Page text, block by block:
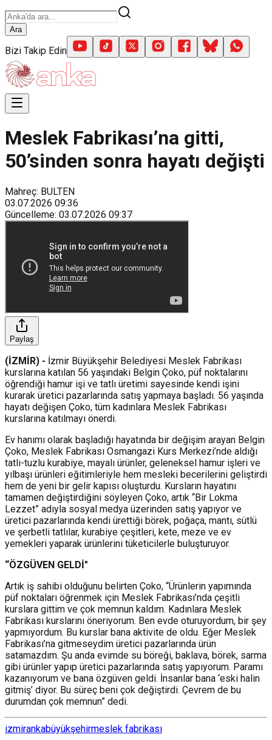
Ara
Bizi Takip Edin
Meslek Fabrikası’na gitti,
50’sinden sonra hayatı değişti
Mahreç: BULTEN
03.07.2026 09:36
Güncelleme: 03.07.2026 09:37
Paylaş
(İZMİR) - İzmir Büyükşehir Belediyesi Meslek Fabrikası
kurslarına katılan 56 yaşındaki Belgin Çoko, püf noktalarını
öğrendiği hamur işi ve tatlı üretimi sayesinde kendi işini
kurarak üretici pazarlarında satış yapmaya başladı. 56 yaşında
hayatı değişen Çoko, tüm kadınlara Meslek Fabrikası
kurslarına katılmayı önerdi.
Ev hanımı olarak başladığı hayatında bir değişim arayan Belgin
Çoko, Meslek Fabrikası Osmangazi Kurs Merkezi’nde aldığı
tatlı-tuzlu kurabiye, mayalı ürünler, geleneksel hamur işleri ve
yılbaşı ürünleri eğitimleriyle hem mesleki becerilerini geliştirdi
hem de yeni bir gelir kapısı oluşturdu. Kursların hayatını
tamamen değiştirdiğini söyleyen Çoko, artık “Bir Lokma
Lezzet” adıyla sosyal medya üzerinden satış yapıyor ve
üretici pazarlarında kendi ürettiği börek, poğaça, mantı, sütlü
ve şerbetli tatlılar, kurabiye çeşitleri, kete, meze ve ev
yemekleri yaparak ürünlerini tüketicilerle buluşturuyor.
“ÖZGÜVEN GELDİ"
Artık iş sahibi olduğunu belirten Çoko, “Ürünlerin yapımında
püf noktaları öğrenmek için Meslek Fabrikası’nda çeşitli
kurslara gittim ve çok memnun kaldım. Kadınlara Meslek
Fabrikası kurslarını öneriyorum. Ben evde oturuyordum, bir şey
yapmıyordum. Bu kurslar bana aktivite de oldu. Eğer Meslek
Fabrikası’na gitmeseydim üretici pazarlarında ürün
satamazdım. Şu anda evimde su böreği, baklava, börek, sarma
gibi ürünler yapıp üretici pazarlarında satış yapıyorum. Paramı
kazanıyorum ve bana özgüven geldi. İnsanlar bana ‘eski halin
gitmiş’ diyor. Bu süreç beni çok değiştirdi. Çevrem de bu
durumdan çok memnun” dedi.
izmirankabüyükşehirmeslek fabrikası